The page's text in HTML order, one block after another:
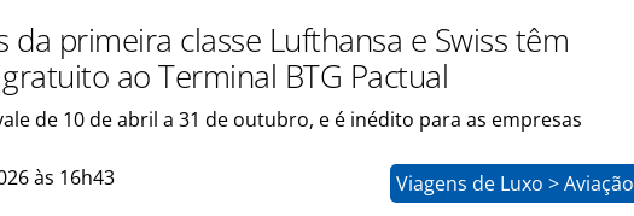
da primeira classe Lufthansa e Swiss têm
ao Terminal BTG Pactual
de 10 de abril a 31 de outubro, e é inédito para as empresas
às 16h43 Viagens de Luxo > Aviação